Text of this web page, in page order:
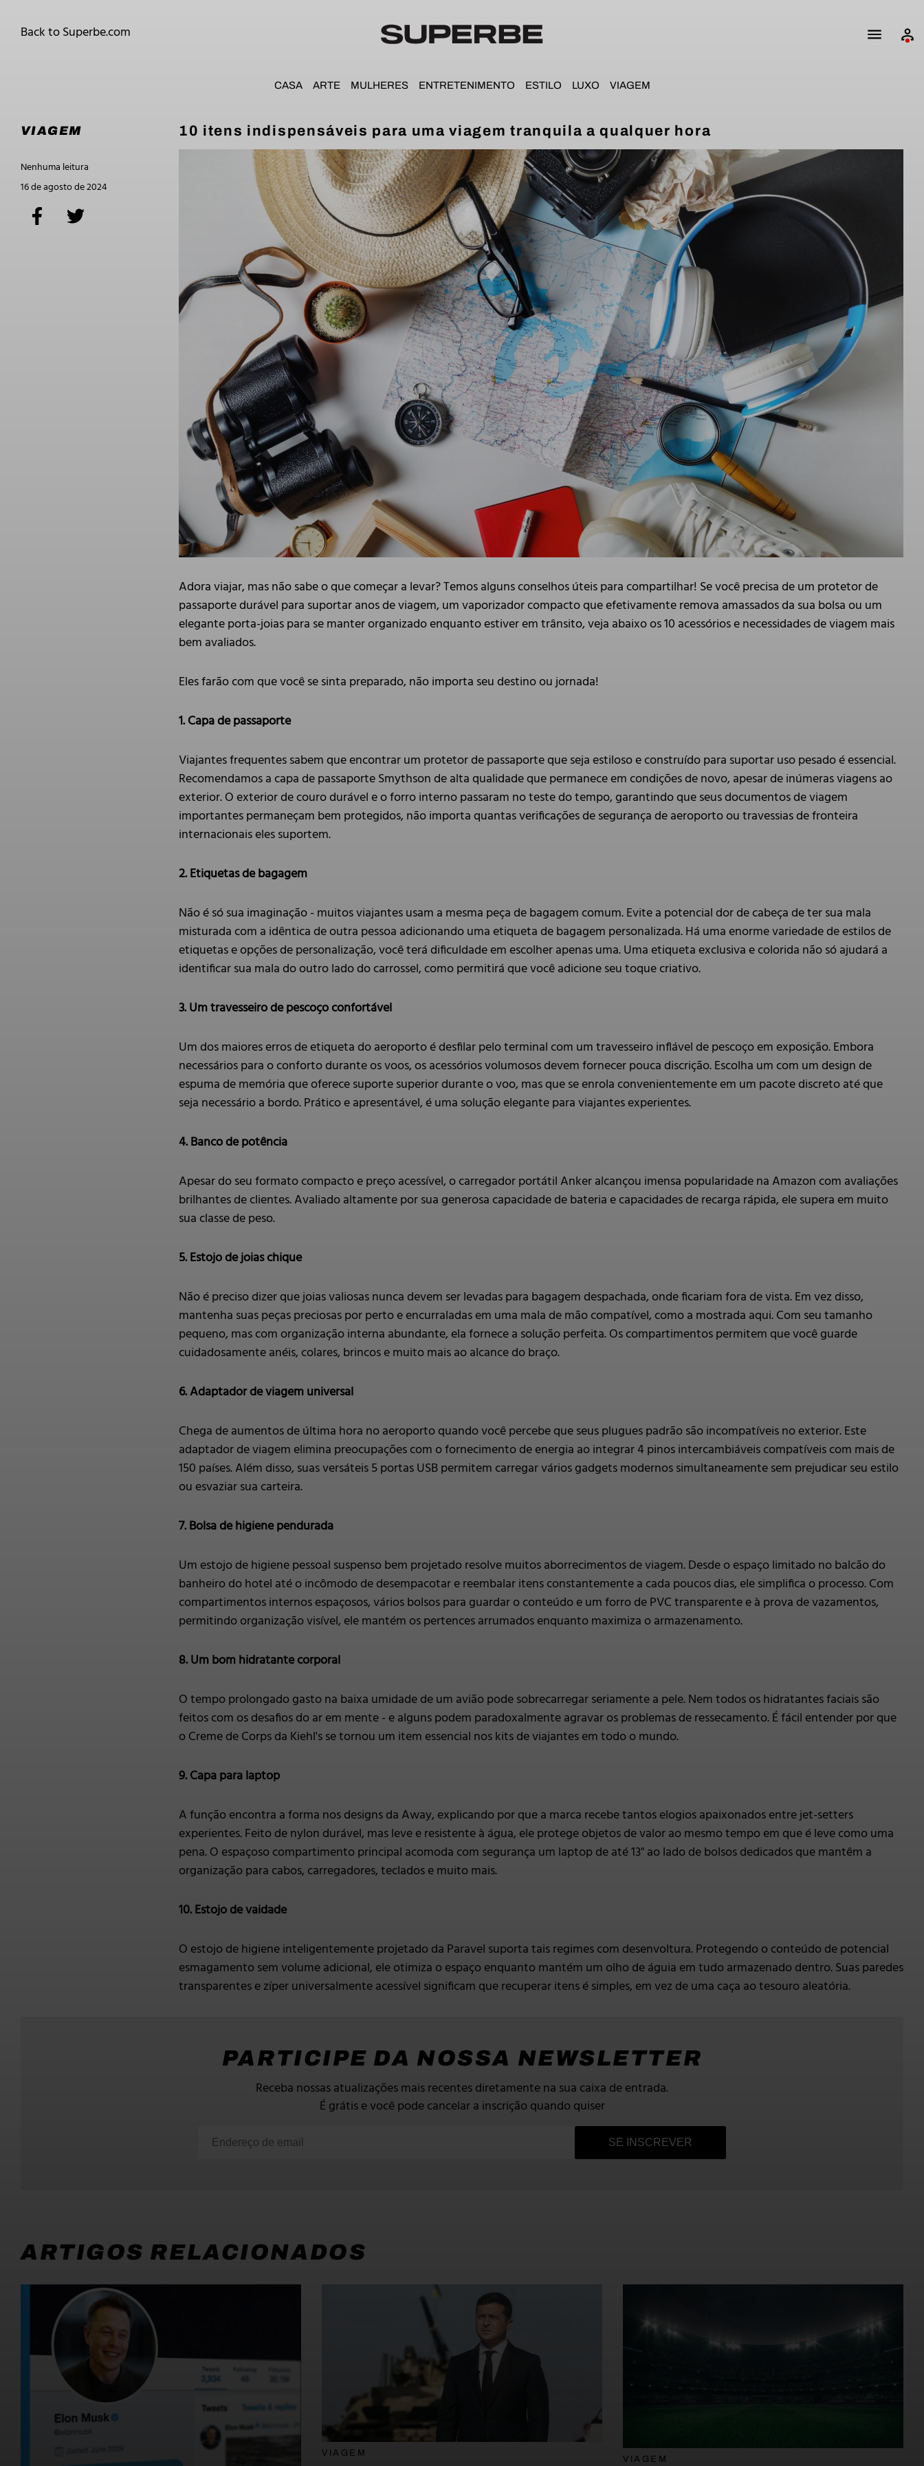
Back to Superbe.com
CASA ARTE MULHERES ENTRETENIMENTO ESTILO LUXO VIAGEM
10 itens indispensáveis para uma viagem tranquila a qualquer hora
Adora viajar, mas não sabe o que começar a levar? Temos alguns conselhos úteis para compartilhar! Se você precisa de um protetor de
passaporte durável para suportar anos de viagem, um vaporizador compacto que efetivamente remova amassados da sua bolsa ou um
elegante porta-joias para se manter organizado enquanto estiver em trânsito, veja abaixo os 10 acessórios e necessidades de viagem mais
bem avaliados.
Eles farão com que você se sinta preparado, não importa seu destino ou jornada!
1. Capa de passaporte
Viajantes frequentes sabem que encontrar um protetor de passaporte que seja estiloso e construído para suportar uso pesado é essencial.
Recomendamos a capa de passaporte Smythson de alta qualidade que permanece em condições de novo, apesar de inúmeras viagens ao
exterior. O exterior de couro durável e o forro interno passaram no teste do tempo, garantindo que seus documentos de viagem
importantes permaneçam bem protegidos, não importa quantas verificações de segurança de aeroporto ou travessias de fronteira
internacionais eles suportem.
2. Etiquetas de bagagem
Não é só sua imaginação - muitos viajantes usam a mesma peça de bagagem comum. Evite a potencial dor de cabeça de ter sua mala
misturada com a idêntica de outra pessoa adicionando uma etiqueta de bagagem personalizada. Há uma enorme variedade de estilos de
etiquetas e opções de personalização, você terá dificuldade em escolher apenas uma. Uma etiqueta exclusiva e colorida não só ajudará a
identificar sua mala do outro lado do carrossel, como permitirá que você adicione seu toque criativo.
3. Um travesseiro de pescoço confortável
Um dos maiores erros de etiqueta do aeroporto é desfilar pelo terminal com um travesseiro inflável de pescoço em exposição. Embora
necessários para o conforto durante os voos, os acessórios volumosos devem fornecer pouca discrição. Escolha um com um design de
espuma de memória que oferece suporte superior durante o voo, mas que se enrola convenientemente em um pacote discreto até que
seja necessário a bordo. Prático e apresentável, é uma solução elegante para viajantes experientes.
4. Banco de potência
Apesar do seu formato compacto e preço acessível, o carregador portátil Anker alcançou imensa popularidade na Amazon com avaliações
brilhantes de clientes. Avaliado altamente por sua generosa capacidade de bateria e capacidades de recarga rápida, ele supera em muito
sua classe de peso.
5. Estojo de joias chique
Não é preciso dizer que joias valiosas nunca devem ser levadas para bagagem despachada, onde ficariam fora de vista. Em vez disso,
mantenha suas peças preciosas por perto e encurraladas em uma mala de mão compatível, como a mostrada aqui. Com seu tamanho
pequeno, mas com organização interna abundante, ela fornece a solução perfeita. Os compartimentos permitem que você guarde
cuidadosamente anéis, colares, brincos e muito mais ao alcance do braço.
6. Adaptador de viagem universal
Chega de aumentos de última hora no aeroporto quando você percebe que seus plugues padrão são incompatíveis no exterior. Este
adaptador de viagem elimina preocupações com o fornecimento de energia ao integrar 4 pinos intercambiáveis compatíveis com mais de
150 países. Além disso, suas versáteis 5 portas USB permitem carregar vários gadgets modernos simultaneamente sem prejudicar seu estilo
ou esvaziar sua carteira.
7. Bolsa de higiene pendurada
Um estojo de higiene pessoal suspenso bem projetado resolve muitos aborrecimentos de viagem. Desde o espaço limitado no balcão do
banheiro do hotel até o incômodo de desempacotar e reembalar itens constantemente a cada poucos dias, ele simplifica o processo. Com
compartimentos internos espaçosos, vários bolsos para guardar o conteúdo e um forro de PVC transparente e à prova de vazamentos,
permitindo organização visível, ele mantém os pertences arrumados enquanto maximiza o armazenamento.
8. Um bom hidratante corporal
O tempo prolongado gasto na baixa umidade de um avião pode sobrecarregar seriamente a pele. Nem todos os hidratantes faciais são
feitos com os desafios do ar em mente - e alguns podem paradoxalmente agravar os problemas de ressecamento. É fácil entender por que
o Creme de Corps da Kiehl's se tornou um item essencial nos kits de viajantes em todo o mundo.
9. Capa para laptop
A função encontra a forma nos designs da Away, explicando por que a marca recebe tantos elogios apaixonados entre jet-setters
experientes. Feito de nylon durável, mas leve e resistente à água, ele protege objetos de valor ao mesmo tempo em que é leve como uma
pena. O espaçoso compartimento principal acomoda com segurança um laptop de até 13" ao lado de bolsos dedicados que mantêm a
organização para cabos, carregadores, teclados e muito mais.
10. Estojo de vaidade
O estojo de higiene inteligentemente projetado da Paravel suporta tais regimes com desenvoltura. Protegendo o conteúdo de potencial
esmagamento sem volume adicional, ele otimiza o espaço enquanto mantém um olho de águia em tudo armazenado dentro. Suas paredes
transparentes e zíper universalmente acessível significam que recuperar itens é simples, em vez de uma caça ao tesouro aleatória.
VIAGEM
Nenhuma leitura
16 de agosto de 2024
PARTICIPE DA NOSSA NEWSLETTER
Receba nossas atualizações mais recentes diretamente na sua caixa de entrada.
É grátis e você pode cancelar a inscrição quando quiser
SE INSCREVER
ARTIGOS RELACIONADOS
VIAGEM
VIAGEM